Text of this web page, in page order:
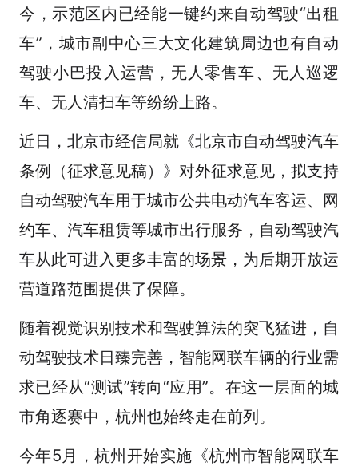
今，示范区内已经能一键约来自动驾驶“出租
车”，城市副中心三大文化建筑周边也有自动
驾驶小巴投入运营，无人零售车、无人巡逻
车、无人清扫车等纷纷上路。
近日，北京市经信局就《北京市自动驾驶汽车
条例（征求意见稿）》对外征求意见，拟支持
自动驾驶汽车用于城市公共电动汽车客运、网
约车、汽车租赁等城市出行服务，自动驾驶汽
车从此可进入更多丰富的场景，为后期开放运
营道路范围提供了保障。
随着视觉识别技术和驾驶算法的突飞猛进，自
动驾驶技术日臻完善，智能网联车辆的行业需
求已经从“测试”转向“应用”。在这一层面的城
市角逐赛中，杭州也始终走在前列。
今年5月，杭州开始实施《杭州市智能网联车